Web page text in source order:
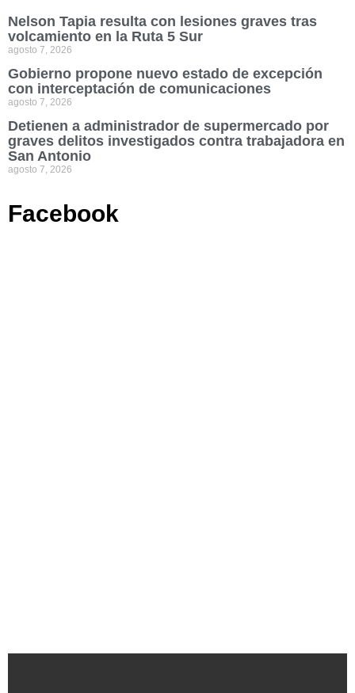
Nelson Tapia resulta con lesiones graves tras
volcamiento en la Ruta 5 Sur
agosto 7, 2026
Gobierno propone nuevo estado de excepción
con interceptación de comunicaciones
agosto 7, 2026
Detienen a administrador de supermercado por
graves delitos investigados contra trabajadora en
San Antonio
agosto 7, 2026
Facebook